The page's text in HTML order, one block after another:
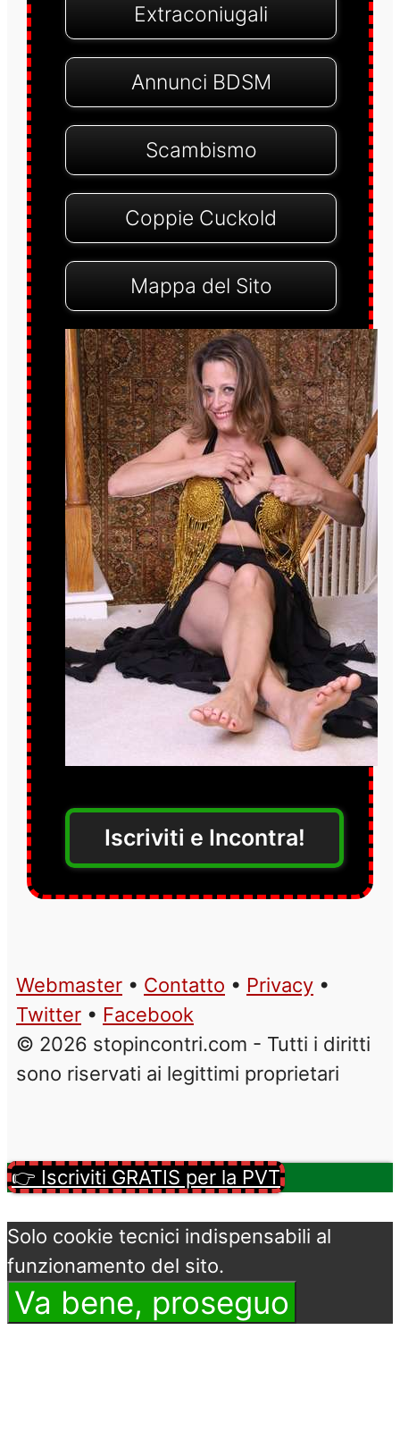
Extraconiugali
Annunci BDSM
Scambismo
Coppie Cuckold
Mappa del Sito
Iscriviti e Incontra!
Webmaster • Contatto • Privacy •
Twitter • Facebook
© 2026 stopincontri.com - Tutti i diritti
sono riservati ai legittimi proprietari
👉 Iscriviti GRATIS per la PVT
Solo cookie tecnici indispensabili al
funzionamento del sito.
Va bene, proseguo